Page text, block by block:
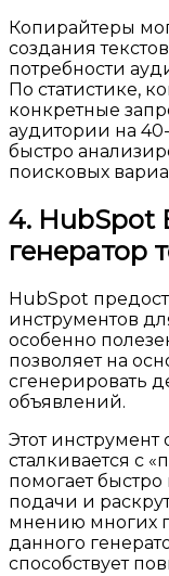
Копирайтеры
создания
потребности
По статистике,
конкретные
аудитории на
быстро
поисковых
4. HubSpot
генератор
HubSpot
инструментов
особенно
позволяет на
сгенерировать
объявлений.
Этот инструмент
сталкивается с
помогает
подачи и
мнению многих
данного
способствует